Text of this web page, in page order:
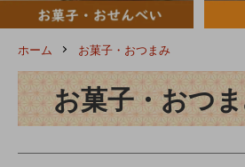
ホーム お菓子・おつまみ
お菓子・おつ